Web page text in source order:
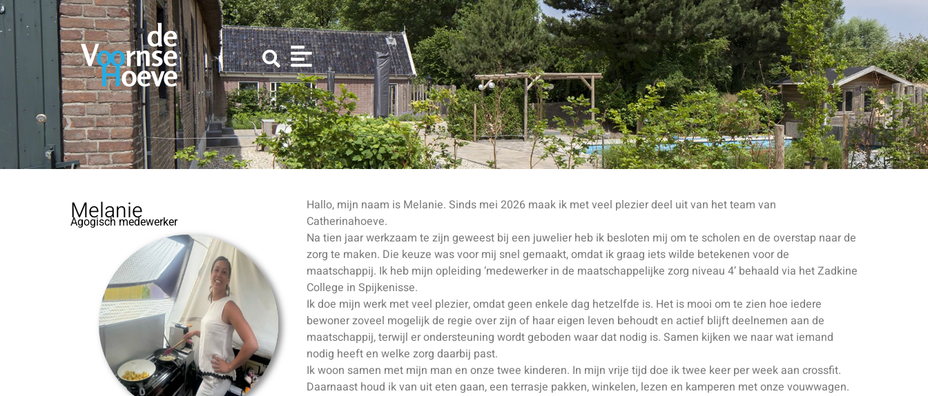
Melanie
Agogisch medewerker
Hallo, mijn naam is Melanie. Sinds mei 2026 maak ik met veel plezier deel uit van het team van
Catherinahoeve.
Na tien jaar werkzaam te zijn geweest bij een juwelier heb ik besloten mij om te scholen en de overstap naar de
zorg te maken. Die keuze was voor mij snel gemaakt, omdat ik graag iets wilde betekenen voor de
maatschappij. Ik heb mijn opleiding ‘medewerker in de maatschappelijke zorg niveau 4’ behaald via het Zadkine
College in Spijkenisse.
Ik doe mijn werk met veel plezier, omdat geen enkele dag hetzelfde is. Het is mooi om te zien hoe iedere
bewoner zoveel mogelijk de regie over zijn of haar eigen leven behoudt en actief blijft deelnemen aan de
maatschappij, terwijl er ondersteuning wordt geboden waar dat nodig is. Samen kijken we naar wat iemand
nodig heeft en welke zorg daarbij past.
Ik woon samen met mijn man en onze twee kinderen. In mijn vrije tijd doe ik twee keer per week aan crossfit.
Daarnaast houd ik van uit eten gaan, een terrasje pakken, winkelen, lezen en kamperen met onze vouwwagen.